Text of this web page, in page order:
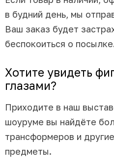
в будний день, мы
Ваш заказ будет
беспокоиться о
Хотите увидеть
глазами?
Приходите в наш
шоуруме вы найдёте
трансформеров и
предметы.